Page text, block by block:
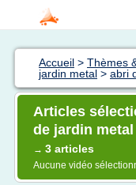
Accueil > Thèmes
jardin metal > abri
Articles
de jardin
→ 3 articles
Aucune vidéo